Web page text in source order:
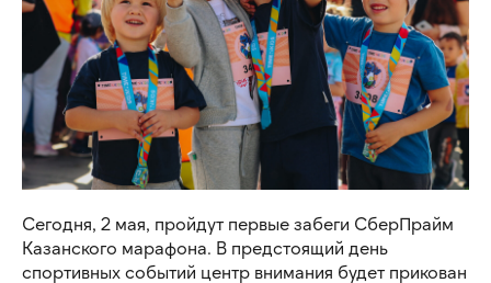
Сегодня, 2 мая, пройдут первые забеги СберПрайм
Казанского марафона. В предстоящий день
спортивных событий центр внимания будет прикован